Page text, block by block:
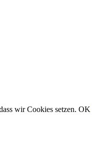
wir Cookies setzen. OK